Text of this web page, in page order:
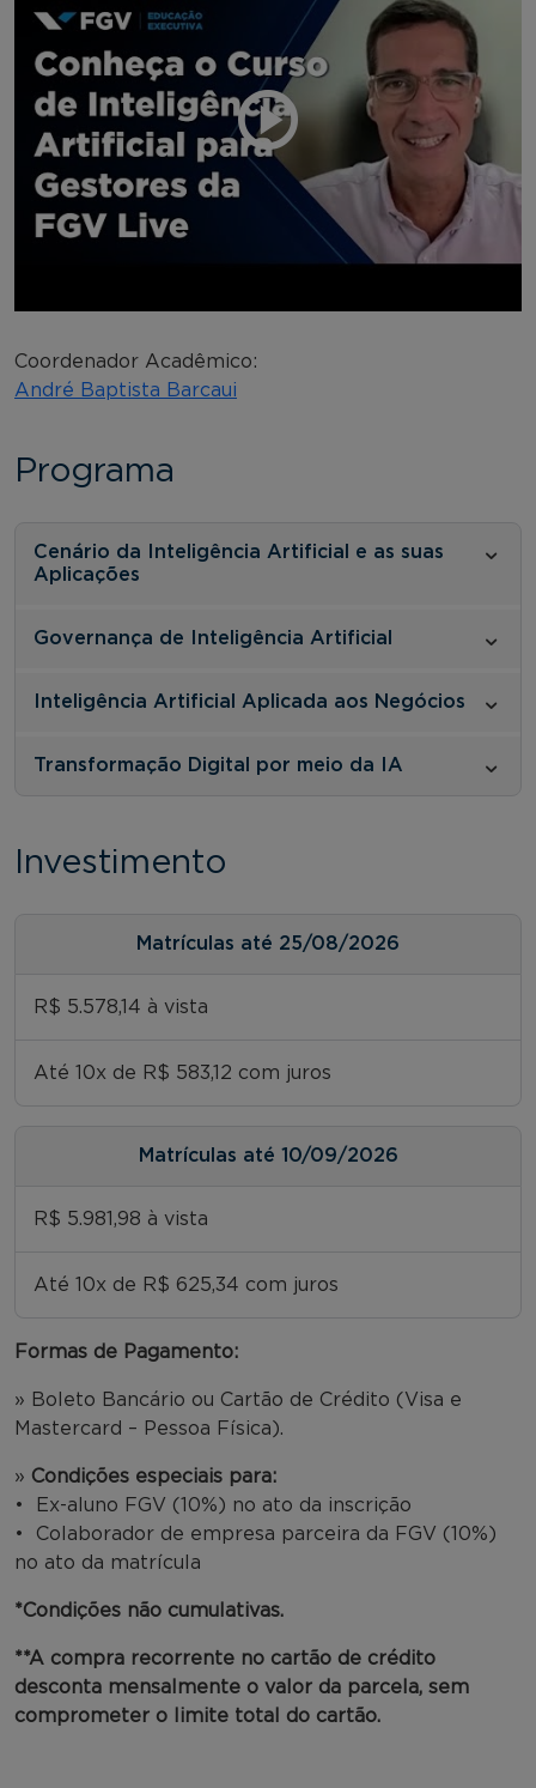
Coordenador Acadêmico:
André Baptista Barcaui
Programa
Cenário da Inteligência Artificial e as suas
Aplicações
Governança de Inteligência Artificial
Inteligência Artificial Aplicada aos Negócios
Transformação Digital por meio da IA
Investimento
Matrículas até 25/08/2026
R$ 5.578,14 à vista
Até 10x de R$ 583,12 com juros
Matrículas até 10/09/2026
R$ 5.981,98 à vista
Até 10x de R$ 625,34 com juros
Formas de Pagamento:
» Boleto Bancário ou Cartão de Crédito (Visa e
Mastercard – Pessoa Física).
» Condições especiais para:
• Ex-aluno FGV (10%) no ato da inscrição
• Colaborador de empresa parceira da FGV (10%)
no ato da matrícula
*Condições não cumulativas.
**A compra recorrente no cartão de crédito
desconta mensalmente o valor da parcela, sem
comprometer o limite total do cartão.